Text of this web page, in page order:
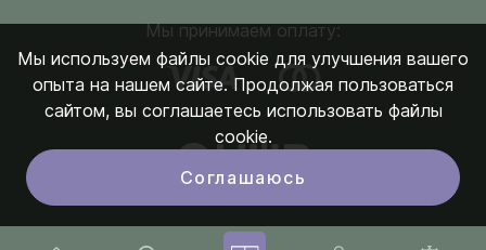
Мы принимаем оплату:
Мы используем файлы cookie для улучшения вашего
опыта на нашем сайте. Продолжая пользоваться
сайтом, вы соглашаетесь использовать файлы
cookie.
Соглашаюсь